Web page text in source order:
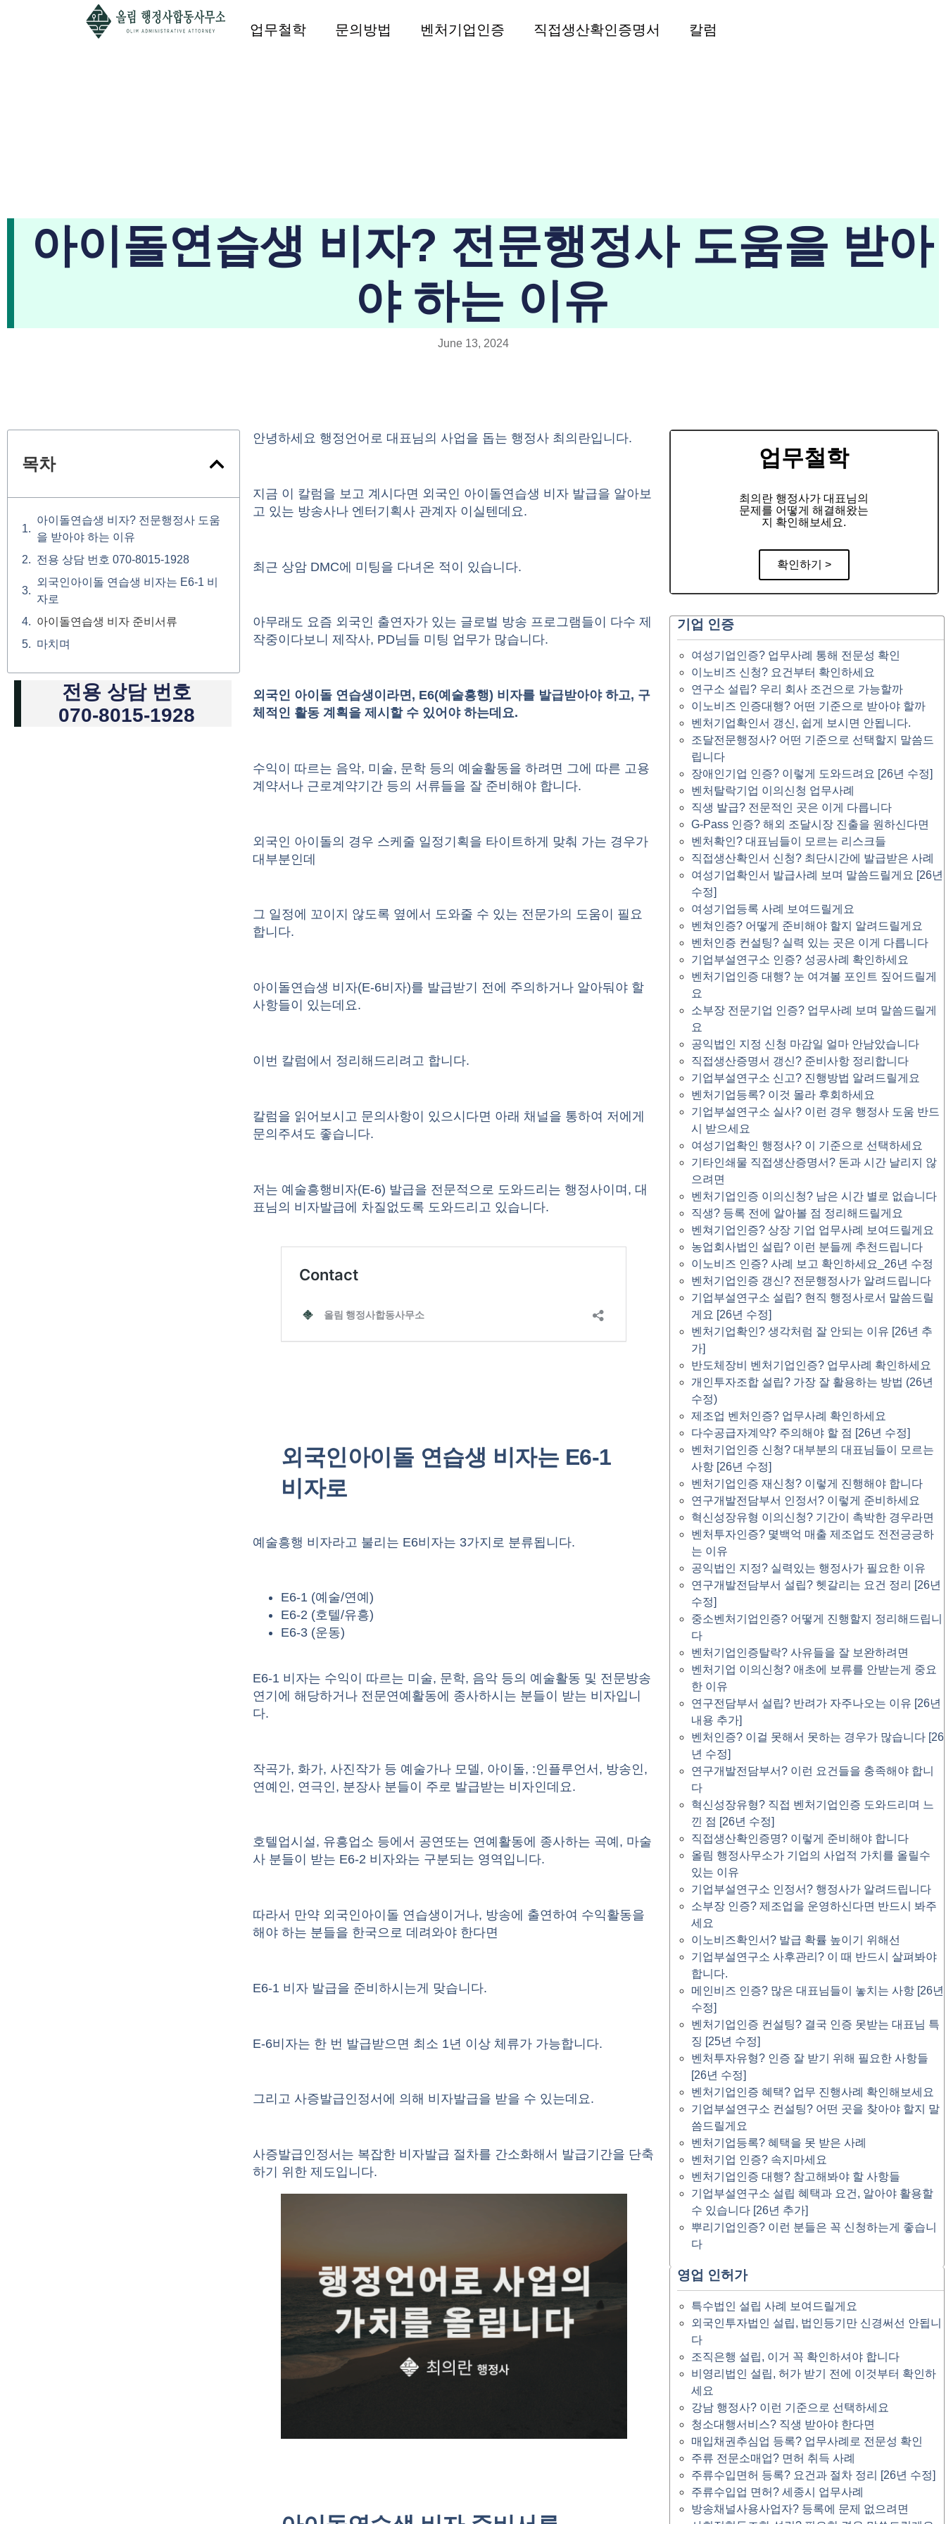
업무철학 문의방법 벤처기업인증 직접생산확인증명서 칼럼
아이돌연습생 비자? 전문행정사 도움을 받아
야 하는 이유
June 13, 2024
목차
아이돌연습생 비자? 전문행정사 도움
을 받아야 하는 이유
전용 상담 번호 070-8015-1928
외국인아이돌 연습생 비자는 E6-1 비
자로
아이돌연습생 비자 준비서류
마치며
전용 상담 번호
070-8015-1928
안녕하세요 행정언어로 대표님의 사업을 돕는 행정사 최의란입니다.
지금 이 칼럼을 보고 계시다면 외국인 아이돌연습생 비자 발급을 알아보
고 있는 방송사나 엔터기획사 관계자 이실텐데요.
최근 상암 DMC에 미팅을 다녀온 적이 있습니다.
아무래도 요즘 외국인 출연자가 있는 글로벌 방송 프로그램들이 다수 제
작중이다보니 제작사, PD님들 미팅 업무가 많습니다.
외국인 아이돌 연습생이라면, E6(예술흥행) 비자를 발급받아야 하고, 구
체적인 활동 계획을 제시할 수 있어야 하는데요.
수익이 따르는 음악, 미술, 문학 등의 예술활동을 하려면 그에 따른 고용
계약서나 근로계약기간 등의 서류들을 잘 준비해야 합니다.
외국인 아이돌의 경우 스케줄 일정기획을 타이트하게 맞춰 가는 경우가
대부분인데
그 일정에 꼬이지 않도록 옆에서 도와줄 수 있는 전문가의 도움이 필요
합니다.
아이돌연습생 비자(E-6비자)를 발급받기 전에 주의하거나 알아둬야 할
사항들이 있는데요.
이번 칼럼에서 정리해드리려고 합니다.
칼럼을 읽어보시고 문의사항이 있으시다면 아래 채널 을 통하여 저에게
문의주셔도 좋습니다.
저는 예술흥행비자(E-6) 발급을 전문적으로 도와드리는 행정사이며, 대
표님의 비자발급에 차질없도록 도와드리고 있습니다.
외국인아이돌 연습생 비자는 E6-1
비자로
예술흥행 비자라고 불리는 E6비자는 3가지로 분류됩니다.
E6-1 (예술/연예)
E6-2 (호텔/유흥)
E6-3 (운동)
E6-1 비자는 수익이 따르는 미술, 문학, 음악 등의 예술활동 및 전문방송
연기에 해당하거나 전문연예활동에 종사하시는 분들이 받는 비자입니
다.
작곡가, 화가, 사진작가 등 예술가나 모델, 아이돌, :인플루언서, 방송인,
연예인, 연극인, 분장사 분들이 주로 발급받는 비자인데요.
호텔업시설, 유흥업소 등에서 공연또는 연예활동에 종사하는 곡예, 마술
사 분들이 받는 E6-2 비자와는 구분되는 영역입니다.
따라서 만약 외국인아이돌 연습생이거나, 방송에 출연하여 수익활동을
해야 하는 분들을 한국으로 데려와야 한다면
E6-1 비자 발급을 준비하시는게 맞습니다.
E-6비자는 한 번 발급받으면 최소 1년 이상 체류가 가능합니다.
그리고 사증발급인정서에 의해 비자발급을 받을 수 있는데요.
사증발급인정서는 복잡한 비자발급 절차를 간소화해서 발급기간을 단축
하기 위한 제도입니다.
업무철학
최의란 행정사가 대표님의
문제를 어떻게 해결해왔는
지 확인해보세요.
확인하기 >
기업 인증
여성기업인증? 업무사례 통해 전문성 확인
이노비즈 신청? 요건부터 확인하세요
연구소 설립? 우리 회사 조건으로 가능할까
이노비즈 인증대행? 어떤 기준으로 받아야 할까
벤처기업확인서 갱신, 쉽게 보시면 안됩니다.
조달전문행정사? 어떤 기준으로 선택할지 말씀드
립니다
장애인기업 인증? 이렇게 도와드려요 [26년 수정]
벤처탈락기업 이의신청 업무사례
직생 발급? 전문적인 곳은 이게 다릅니다
G-Pass 인증? 해외 조달시장 진출을 원하신다면
벤처확인? 대표님들이 모르는 리스크들
직접생산확인서 신청? 최단시간에 발급받은 사례
여성기업확인서 발급사례 보며 말씀드릴게요 [26년
수정]
여성기업등록 사례 보여드릴게요
벤쳐인증? 어떻게 준비해야 할지 알려드릴게요
벤처인증 컨설팅? 실력 있는 곳은 이게 다릅니다
기업부설연구소 인증? 성공사례 확인하세요
벤처기업인증 대행? 눈 여겨볼 포인트 짚어드릴게
요
소부장 전문기업 인증? 업무사례 보며 말씀드릴게
요
공익법인 지정 신청 마감일 얼마 안남았습니다
직접생산증명서 갱신? 준비사항 정리합니다
기업부설연구소 신고? 진행방법 알려드릴게요
벤처기업등록? 이것 몰라 후회하세요
기업부설연구소 실사? 이런 경우 행정사 도움 반드
시 받으세요
여성기업확인 행정사? 이 기준으로 선택하세요
기타인쇄물 직접생산증명서? 돈과 시간 날리지 않
으려면
벤처기업인증 이의신청? 남은 시간 별로 없습니다
직생? 등록 전에 알아볼 점 정리해드릴게요
벤쳐기업인증? 상장 기업 업무사례 보여드릴게요
농업회사법인 설립? 이런 분들께 추천드립니다
이노비즈 인증? 사례 보고 확인하세요_26년 수정
벤처기업인증 갱신? 전문행정사가 알려드립니다
기업부설연구소 설립? 현직 행정사로서 말씀드릴
게요 [26년 수정]
벤처기업확인? 생각처럼 잘 안되는 이유 [26년 추
가]
반도체장비 벤처기업인증? 업무사례 확인하세요
개인투자조합 설립? 가장 잘 활용하는 방법 (26년
수정)
제조업 벤처인증? 업무사례 확인하세요
다수공급자계약? 주의해야 할 점 [26년 수정]
벤처기업인증 신청? 대부분의 대표님들이 모르는
사항 [26년 수정]
벤처기업인증 재신청? 이렇게 진행해야 합니다
연구개발전담부서 인정서? 이렇게 준비하세요
혁신성장유형 이의신청? 기간이 촉박한 경우라면
벤처투자인증? 몇백억 매출 제조업도 전전긍긍하
는 이유
공익법인 지정? 실력있는 행정사가 필요한 이유
연구개발전담부서 설립? 헷갈리는 요건 정리 [26년
수정]
중소벤처기업인증? 어떻게 진행할지 정리해드립니
다
벤처기업인증탈락? 사유들을 잘 보완하려면
벤처기업 이의신청? 애초에 보류를 안받는게 중요
한 이유
연구전담부서 설립? 반려가 자주나오는 이유 [26년
내용 추가]
벤처인증? 이걸 못해서 못하는 경우가 많습니다 [26
년 수정]
연구개발전담부서? 이런 요건들을 충족해야 합니
다
혁신성장유형? 직접 벤처기업인증 도와드리며 느
낀 점 [26년 수정]
직접생산확인증명? 이렇게 준비해야 합니다
올림 행정사무소가 기업의 사업적 가치를 올릴수
있는 이유
기업부설연구소 인정서? 행정사가 알려드립니다
소부장 인증? 제조업을 운영하신다면 반드시 봐주
세요
이노비즈확인서? 발급 확률 높이기 위해선
기업부설연구소 사후관리? 이 때 반드시 살펴봐야
합니다.
메인비즈 인증? 많은 대표님들이 놓치는 사항 [26년
수정]
벤처기업인증 컨설팅? 결국 인증 못받는 대표님 특
징 [25년 수정]
벤처투자유형? 인증 잘 받기 위해 필요한 사항들
[26년 수정]
벤처기업인증 혜택? 업무 진행사례 확인해보세요
기업부설연구소 컨설팅? 어떤 곳을 찾아야 할지 말
씀드릴게요
벤처기업등록? 혜택을 못 받은 사례
벤처기업 인증? 속지마세요
벤처기업인증 대행? 참고해봐야 할 사항들
기업부설연구소 설립 혜택과 요건, 알아야 활용할
수 있습니다 [26년 추가]
뿌리기업인증? 이런 분들은 꼭 신청하는게 좋습니
다
영업 인허가
특수법인 설립 사례 보여드릴게요
외국인투자법인 설립, 법인등기만 신경써선 안됩니
다
조직은행 설립, 이거 꼭 확인하셔야 합니다
비영리법인 설립, 허가 받기 전에 이것부터 확인하
세요
강남 행정사? 이런 기준으로 선택하세요
청소대행서비스? 직생 받아야 한다면
매입채권추심업 등록? 업무사례로 전문성 확인
주류 전문소매업? 면허 취득 사례
주류수입면허 등록? 요건과 절차 정리 [26년 수정]
주류수입업 면허? 세종시 업무사례
방송채널사용사업자? 등록에 문제 없으려면